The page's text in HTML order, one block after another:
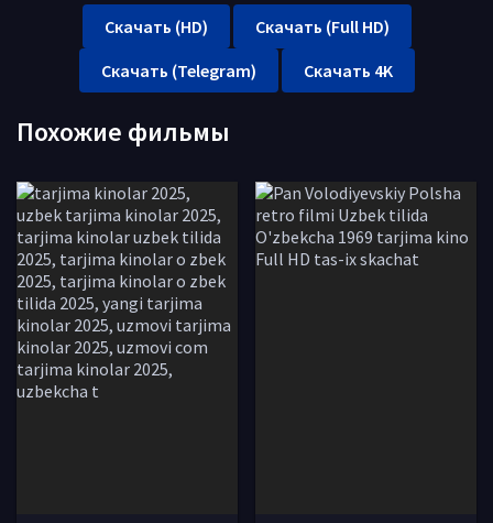
Скачать (HD)
Скачать (Full HD)
Скачать (Telegram)
Скачать 4K
Похожие фильмы